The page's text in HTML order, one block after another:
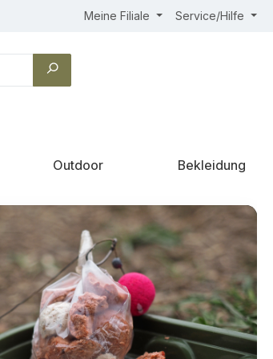
Meine Filiale Service/Hilfe
Outdoor Bekleidung